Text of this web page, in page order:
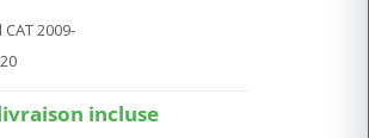
2009-
incluse